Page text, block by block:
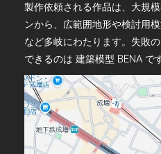
製作依頼される作品は、大規
ンから、広範囲地形や検討用
など多岐にわたります。失敗
できるのは 建築模型 BENA です